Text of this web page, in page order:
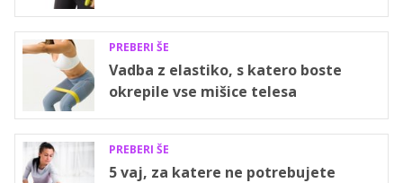
PREBERI ŠE
Vadba z elastiko, s katero boste
okrepile vse mišice telesa
PREBERI ŠE
5 vaj, za katere ne potrebujete